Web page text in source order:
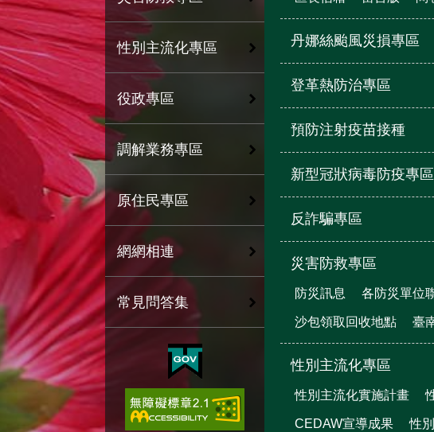
性別主流化專區
役政專區
調解業務專區
原住民專區
網網相連
常見問答集
丹娜絲颱風災損專區
登革熱防治專區
預防注射疫苗接種
新型冠狀病毒防疫專區
反詐騙專區
災害防救專區
防災訊息 各防災單位
沙包領取回收地點 臺
性別主流化專區
性別主流化實施計畫
CEDAW宣導成果 性